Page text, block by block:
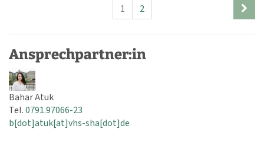
1 2
Ansprechpartner:in
Bahar Atuk
Tel.0791.97066-23
b[dot]atuk[at]vhs-sha[dot]de